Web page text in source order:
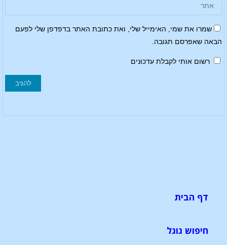
שמרו את שמי, האימייל שלי, ואת כתובת האתר בדפדפן שלי לפעם
הבאה שאפרסם תגובה.
רשום אותי לקבלת עדכונים
דף הבית
חיפוש גוגל